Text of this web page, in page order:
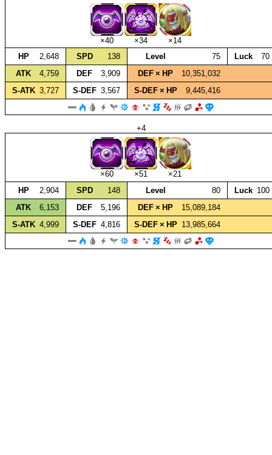
×40 ×34
×14
HP
2,648 SPD 138 Level 75 Luck
70
ATK
4,759 DEF 3,909 DEF × HP
10,351,032
S‑ATK 3,727 S‑DEF 3,567 S‑DEF × HP 9,445,416
+4
×60 ×51
×21
HP
2,904 SPD 148 Level 80 Luck 100
ATK
6,153 DEF 5,196 DEF × HP
15,089,184
S‑ATK 4,999 S‑DEF 4,816 S‑DEF × HP 13,985,664